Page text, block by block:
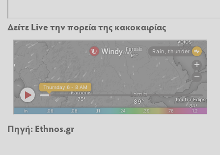
Δείτε Live την πορεία της κακοκαιρίας
Πηγή: Εthnos.gr